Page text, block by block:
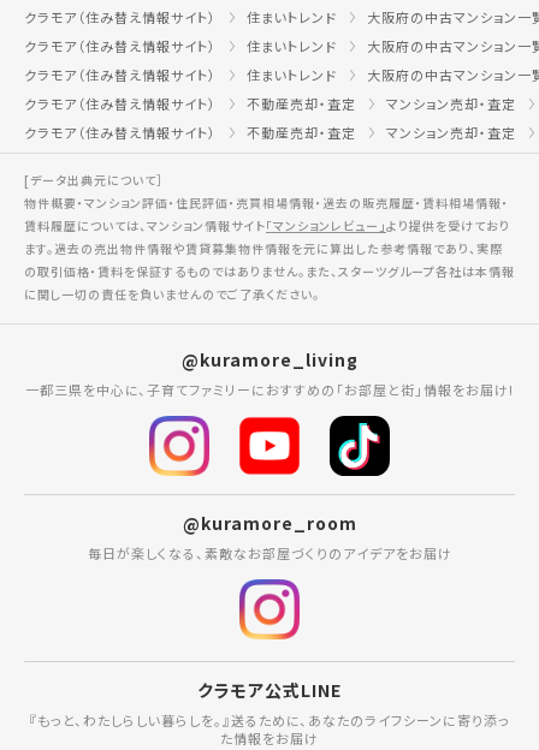
クラモア（住み替え情報サイト）
住まいトレンド
大阪府の中古マンション一
クラモア（住み替え情報サイト）
住まいトレンド
大阪府の中古マンション一
クラモア（住み替え情報サイト）
住まいトレンド
大阪府の中古マンション一
クラモア（住み替え情報サイト）
不動産売却・査定
マンション売却・査定
クラモア（住み替え情報サイト）
不動産売却・査定 マンション売却・査定
[データ出典元について］
物件概要・マンション評価・住民評価・売買相場情報・過去の販売履歴・賃料相場情報・
賃料履歴については、マンション情報サイト「マンションレビュー」より提供を受けており
ます。過去の売出物件情報や賃貸募集物件情報を元に算出した参考情報であり、実際
の取引価格・賃料を保証するものではありません。また、スターツグループ各社は本情報
に関し一切の責任を負いませんのでご了承ください。
@kuramore_living
一都三県を中心に、子育てファミリーにおすすめの「お部屋と街」情報をお届け!
@kuramore_room
毎日が楽しくなる、素敵なお部屋づくりのアイデアをお届け
クラモア公式LINE
『もっと、わたしらしい暮らしを。』送るために、あなたのライフシーンに寄り添っ
た情報をお届け